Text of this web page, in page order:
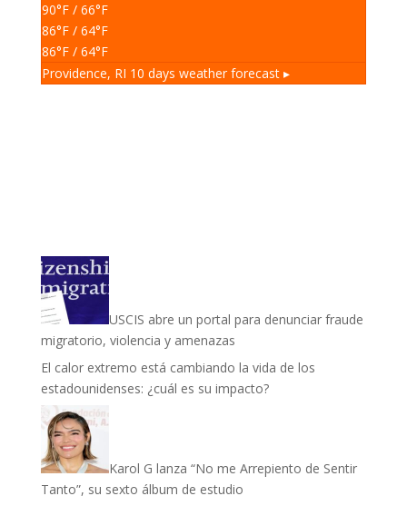
90°F/ 66°F
86°F/ 64°F
86°F/ 64°F
Providence, RI 10 days weather forecast ▸
USCIS abre un portal para denunciar fraude
migratorio, violencia y amenazas
El calor extremo está cambiando la vida de los
estadounidenses: ¿cuál es su impacto?
Karol G lanza “No me Arrepiento de Sentir
Tanto”, su sexto álbum de estudio